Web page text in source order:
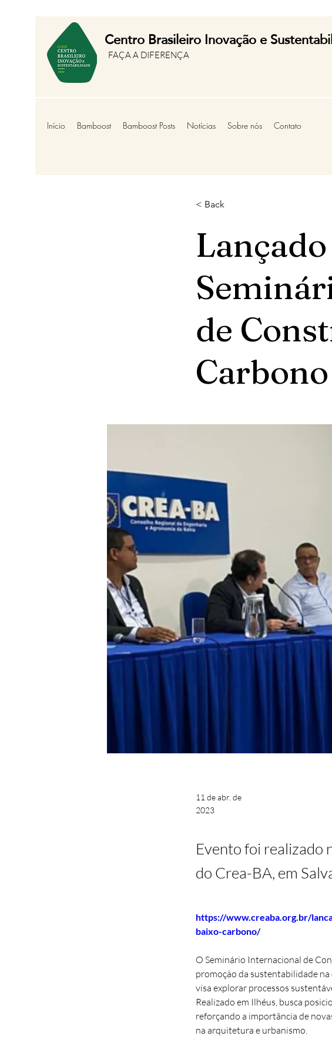
Centro Brasileiro Inovação e
FAÇA A DIFERENÇA
Início Bamboost Bamboost Posts Notícias Sobre nós Contato
< Back
de
Carbono
11 de abr. de
2023
Evento foi realizado
do Crea-BA, em
https://www.creaba.org.br/
baixo-carbono/
O Seminário Internacional de
promoção da sustentabilidade
visa explorar processos
Realizado em Ilhéus, busca
reforçando a importância de
na arquitetura e urbanismo.